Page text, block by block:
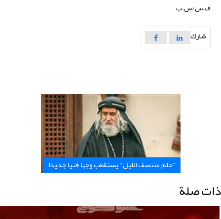
ف.س/س.ب
شارك
"حلم منتصف الليل" يستقطب وجها فنيا جديدا
ذات صلة